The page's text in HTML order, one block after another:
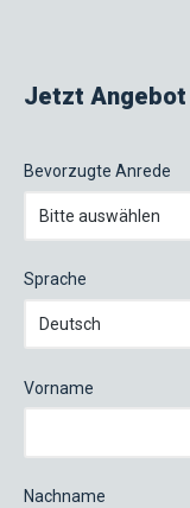
Jetzt
Bevorzugte Anrede
Sprache
Vorname
Nachname